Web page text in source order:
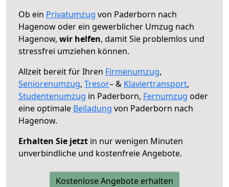
Ob ein Privatumzug von Paderborn nach
Hagenow oder ein gewerblicher Umzug nach
Hagenow, wir helfen, damit Sie problemlos und
stressfrei umziehen können.
Allzeit bereit für Ihren Firmenumzug,
Seniorenumzug, Tresor– & Klaviertransport,
Studentenumzug in Paderborn, Fernumzug oder
eine optimale Beiladung von Paderborn nach
Hagenow.
Erhalten Sie jetzt in nur wenigen Minuten
unverbindliche und kostenfreie Angebote.
Kostenlose Angebote erhalten